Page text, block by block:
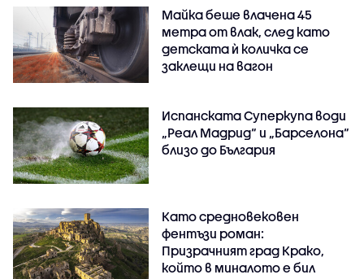
Майка беше влачена 45
метра от влак, след като
детската ѝ количка се
заклещи на вагон
Испанската Суперкупа води
„Реал Мадрид“ и „Барселона“
близо до България
Като средновековен
фентъзи роман:
Призрачният град Крако,
който в миналото е бил